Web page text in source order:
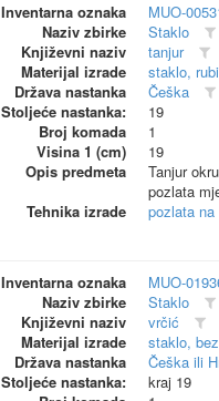
Inventarna oznaka
MUO-
Naziv zbirke
Staklo
Književni naziv
tanjur
Materijal izrade
staklo,
Država nastanka
Češka
Stoljeće nastanka:
19
Broj komada
1
Visina 1 (cm)
19
Opis predmeta
Tanjur
pozlata
Tehnika izrade
pozlata
Inventarna oznaka
MUO-
Naziv zbirke
Staklo
Književni naziv
vrčić
Materijal izrade
staklo,
Država nastanka
Češka ili
Stoljeće nastanka:
kraj 19